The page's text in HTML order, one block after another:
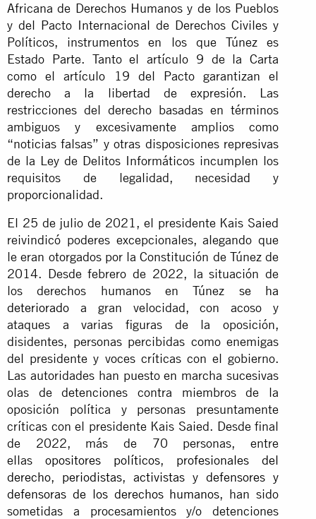
Africana de Derechos Humanos y de los Pueblos
y del Pacto Internacional de Derechos Civiles y
Políticos, instrumentos en los que Túnez es
Estado Parte. Tanto el artículo 9 de la Carta
como el artículo 19 del Pacto garantizan el
derecho a la libertad de expresión. Las
restricciones del derecho basadas en términos
ambiguos y excesivamente amplios como
“noticias falsas” y otras disposiciones represivas
de la Ley de Delitos Informáticos incumplen los
requisitos de legalidad, necesidad y
proporcionalidad.
El 25 de julio de 2021, el presidente Kais Saied
reivindicó poderes excepcionales, alegando que
le eran otorgados por la Constitución de Túnez de
2014. Desde febrero de 2022, la situación de
los derechos humanos en Túnez se ha
deteriorado a gran velocidad, con acoso y
ataques a varias figuras de la oposición,
disidentes, personas percibidas como enemigas
del presidente y voces críticas con el gobierno.
Las autoridades han puesto en marcha sucesivas
olas de detenciones contra miembros de la
oposición política y personas presuntamente
críticas con el presidente Kais Saied. Desde final
de 2022, más de 70 personas, entre
ellasopositores políticos, profesionales del
derecho, periodistas,activistas ydefensores y
defensoras de los derechos humanos, han sido
sometidas a procesamientos y/o detenciones